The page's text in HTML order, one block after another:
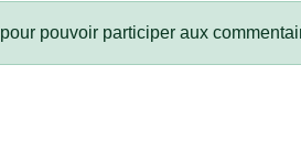
pour pouvoir participer aux